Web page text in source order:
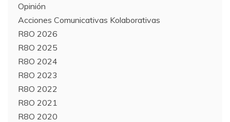
Opinión
Acciones Comunicativas Kolaborativas
R8O 2026
R8O 2025
R8O 2024
R8O 2023
R8O 2022
R8O 2021
R8O 2020